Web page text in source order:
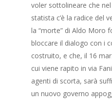
voler sottolineare che
statista c’è la radice del
la “morte” di Aldo Moro
bloccare il dialogo con i
costruito, e che, il 16
cui viene rapito in via
agenti di scorta, sarà
un nuovo governo